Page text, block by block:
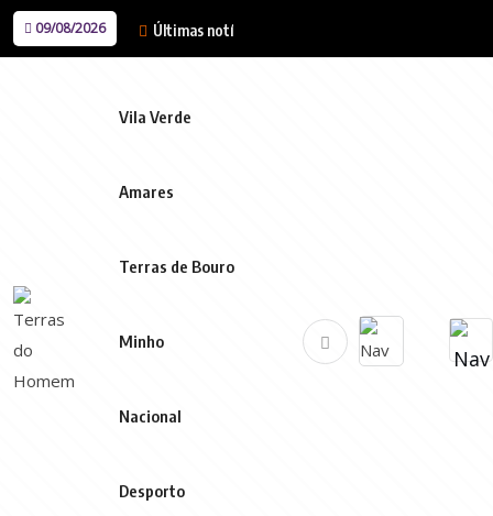
09/08/2026 Últimas notícias
Vila Verde
Amares
Terras de Bouro
Minho
Nacional
Desporto